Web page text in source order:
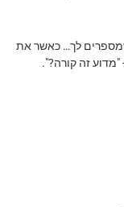
שמספרים לך… כאשר את
זה קורה?".